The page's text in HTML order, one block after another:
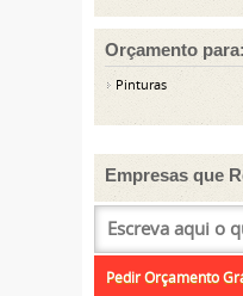
Orçamento para:
Pinturas
Empresas que